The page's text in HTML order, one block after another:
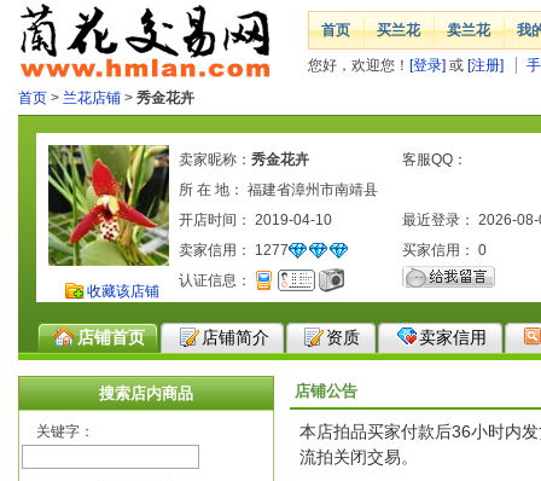
首页 买兰花 卖兰花 我
您好，欢迎您！ [登录] 或 [注册]
首页 > 兰花店铺 > 秀金花卉
收藏该店铺
卖家昵称： 秀金花卉
客服QQ：
所 在 地： 福建省漳州市南靖县
开店时间： 2019-04-10
最近登录： 2026-
卖家信用： 1277 买家信用： 0
认证信息：
店铺首页 店铺简介 资质 卖家信用
搜索店内商品
关键字：
店铺公告
本店拍品买家付款后36小时内
流拍关闭交易。